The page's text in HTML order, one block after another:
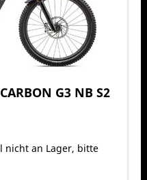
G3 NB S2
an Lager, bitte